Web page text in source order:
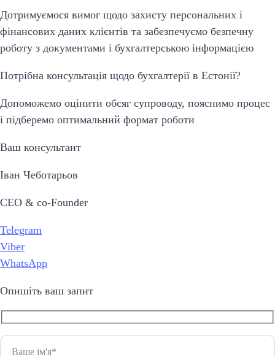
Дотримуємося вимог щодо захисту персональних і
фінансових даних клієнтів та забезпечуємо безпечну
роботу з документами і бухгалтерською інформацією
Потрібна консультація щодо бухгалтерії в Естонії?
Допоможемо оцінити обсяг супроводу, пояснимо процес
і підберемо оптимальний формат роботи
Ваш консультант
Іван Чеботарьов
CEO & co-Founder
Telegram
Viber
WhatsApp
Опишіть ваш запит